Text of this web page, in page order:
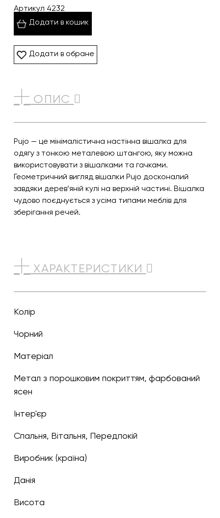
Артикул 4232
Додати в кошик
Додати в обране
ОПИС
Pujo — це мінімалістична настінна вішалка для
одягу з тонкою металевою штангою, яку можна
використовувати з вішалками та гачками.
Геометричний вигляд вішалки Pujo досконалий
завдяки дерев’яній кулі на верхній частині. Вішалка
чудово поєднується з усіма типами меблів для
зберігання речей.
ХАРАКТЕРИСТИКИ
Колір
чорний
Матеріал
метал з порошковим покриттям, фарбований
ясен
Інтер'єр
Спальня, Вітальня, Передпокій
Виробник (країна)
Данія
Висота